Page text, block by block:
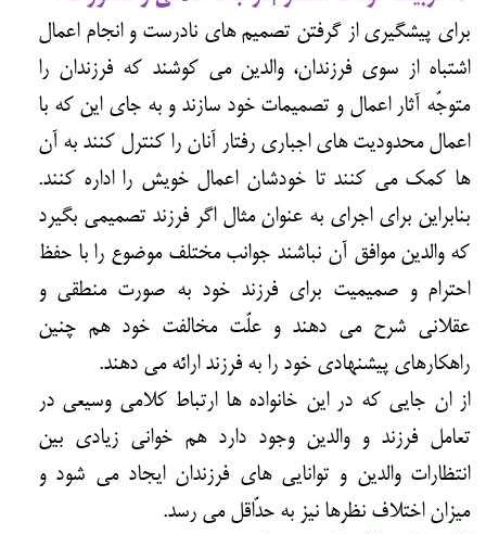
برای پیشگیری از گرفتن تصمیم های نادرست و انجام اعمال
اشتباه از سوی فرزندان، والدین می کوشند که فرزندان را
متوجّه آثار اعمال و تصمیمات خود سازند و به جای این که با
اعمال محدودیت های اجباری رفتار آنان را کنترل کنند به آن
ها کمک می کنند تا خودشان اعمال خویش را اداره کنند.
بنابراین برای اجرای به عنوان مثال اگر فرزند تصمیمی بگیرد
که والدین موافق آن نباشند جوانب مختلف موضوع را با حفظ
احترام و صمیمیت برای فرزند خود به صورت منطقی و
عقلانی شرح می دهند و علّت مخالفت خود هم چنین
راهکارهای پیشنهادی خود را به فرزند ارائه می دهند.
از ان جایی که در این خانواده ها ارتباط کلامی وسیعی در
تعامل فرزند و والدین وجود دارد هم خوانی زیادی بین
انتظارات والدین و توانایی های فرزندان ایجاد می شود و
میزان اختلاف نظرها نیز به حدّاقل می رسد.